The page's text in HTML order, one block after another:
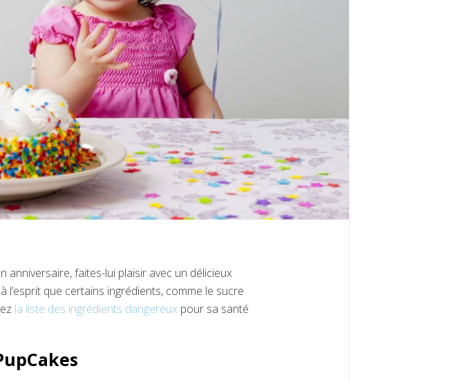
anniversaire, faites-lui plaisir avec un délicieux
l’esprit que certains ingrédients, comme le sucre
la liste des ingrédients dangereux pour sa santé